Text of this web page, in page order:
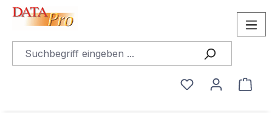
springen
Du hast 0